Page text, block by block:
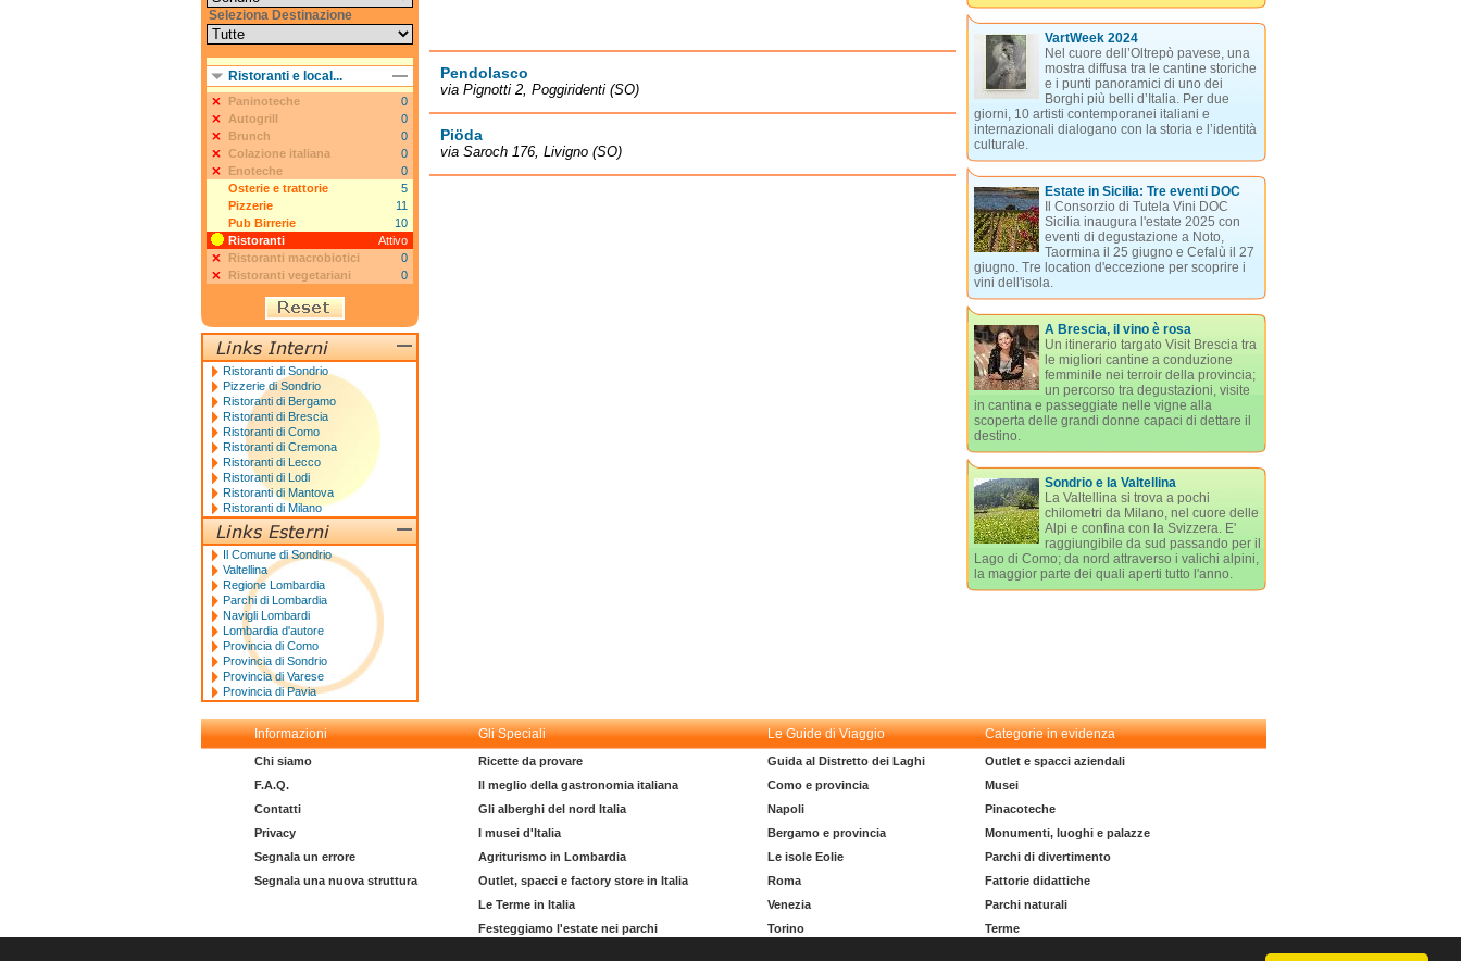
Pendolasco
via Pignotti 2, Poggiridenti (SO)
Piöda
via Saroch 176, Livigno (SO)
VartWeek 2024
Nel cuore dell’Oltrepò pavese, una
mostra diffusa tra le cantine storiche
e i punti panoramici di uno dei
Borghi più belli d’Italia. Per due
giorni, 10 artisti contemporanei italiani e
internazionali dialogano con la storia e l’identità
culturale.
Estate in Sicilia: Tre eventi DOC
Il Consorzio di Tutela Vini DOC
Sicilia inaugura l'estate 2025 con
eventi di degustazione a Noto,
Taormina il 25 giugno e Cefalù il 27
giugno. Tre location d'eccezione per scoprire i
vini dell'isola.
A Brescia, il vino è rosa
Un itinerario targato Visit Brescia tra
le migliori cantine a conduzione
femminile nei terroir della provincia;
un percorso tra degustazioni, visite
in cantina e passeggiate nelle vigne alla
scoperta delle grandi donne capaci di dettare il
destino.
Sondrio e la Valtellina
La Valtellina si trova a pochi
chilometri da Milano, nel cuore delle
Alpi e confina con la Svizzera. E'
raggiungibile da sud passando per il
Lago di Como; da nord attraverso i valichi alpini,
la maggior parte dei quali aperti tutto l'anno.
Seleziona Destinazione
Ristoranti e local...
Paninoteche
0
Autogrill
0
Brunch
0
Colazione italiana
0
Enoteche
0
Osterie e trattorie
5
Pizzerie
11
Pub Birrerie
10
Ristoranti
Attivo
Ristoranti macrobiotici
0
Ristoranti vegetariani
0
Ristoranti di Sondrio
Pizzerie di Sondrio
Ristoranti di Bergamo
Ristoranti di Brescia
Ristoranti di Como
Ristoranti di Cremona
Ristoranti di Lecco
Ristoranti di Lodi
Ristoranti di Mantova
Ristoranti di Milano
Il Comune di Sondrio
Valtellina
Regione Lombardia
Parchi di Lombardia
Navigli Lombardi
Lombardia d'autore
Provincia di Como
Provincia di Sondrio
Provincia di Varese
Provincia di Pavia
Informazioni Gli Speciali Le Guide di Viaggio Categorie in evidenza
Chi siamo
F.A.Q.
Contatti
Privacy
Segnala un errore
Segnala una nuova struttura
Ricette da provare
Il meglio della gastronomia italiana
Gli alberghi del nord Italia
I musei d'Italia
Agriturismo in Lombardia
Outlet, spacci e factory store in Italia
Le Terme in Italia
Festeggiamo l'estate nei parchi
Guida al Distretto dei Laghi
Como e provincia
Napoli
Bergamo e provincia
Le isole Eolie
Roma
Venezia
Torino
Outlet e spacci aziendali
Musei
Pinacoteche
Monumenti, luoghi e palazze
Parchi di divertimento
Fattorie didattiche
Parchi naturali
Terme